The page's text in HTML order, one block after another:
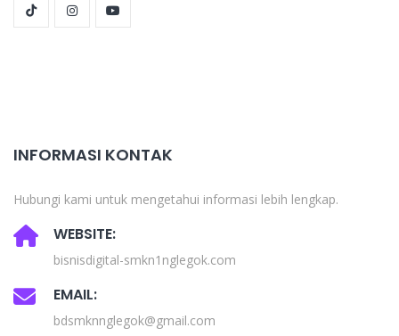
INFORMASI KONTAK
Hubungi kami untuk mengetahui informasi lebih lengkap.
WEBSITE:
bisnisdigital-smkn1nglegok.com
EMAIL:
bdsmknnglegok@gmail.com